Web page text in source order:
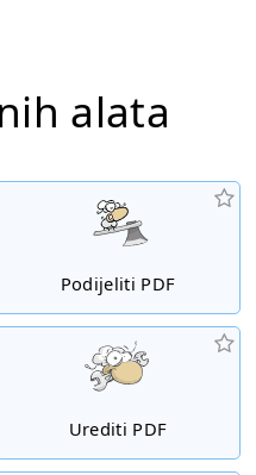
alata
Podijeliti PDF
Urediti PDF